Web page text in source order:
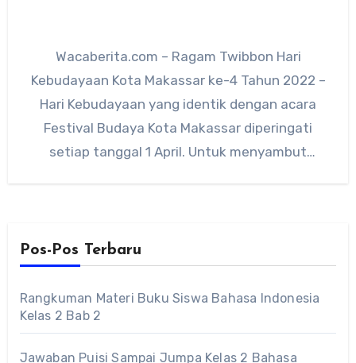
Wacaberita.com – Ragam Twibbon Hari
Kebudayaan Kota Makassar ke-4 Tahun 2022 –
Hari Kebudayaan yang identik dengan acara
Festival Budaya Kota Makassar diperingati
setiap tanggal 1 April. Untuk menyambut
Pos-Pos Terbaru
Rangkuman Materi Buku Siswa Bahasa Indonesia
Kelas 2 Bab 2
Jawaban Puisi Sampai Jumpa Kelas 2 Bahasa